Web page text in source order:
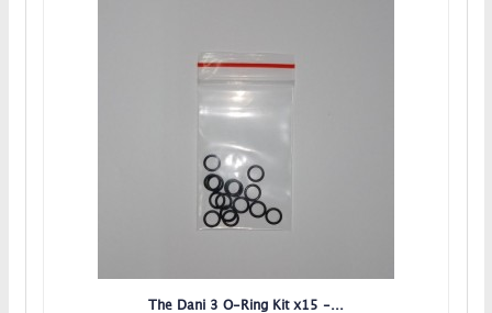
The Dani 3 O-Ring Kit x15 -...